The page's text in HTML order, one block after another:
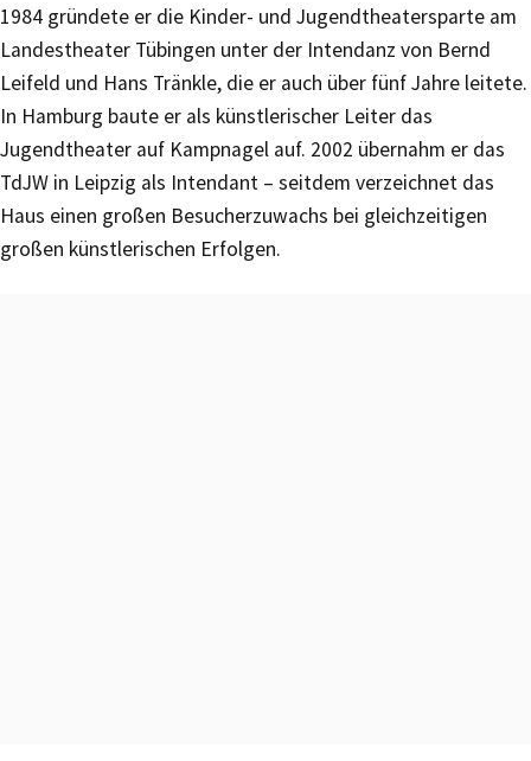
1984 gründete er die Kinder- und Jugendtheatersparte am
Landestheater Tübingen unter der Intendanz von Bernd
Leifeld und Hans Tränkle, die er auch über fünf Jahre leitete.
In Hamburg baute er als künstlerischer Leiter das
Jugendtheater auf Kampnagel auf. 2002 übernahm er das
TdJW in Leipzig als Intendant – seitdem verzeichnet das
Haus einen großen Besucherzuwachs bei gleichzeitigen
großen künstlerischen Erfolgen.